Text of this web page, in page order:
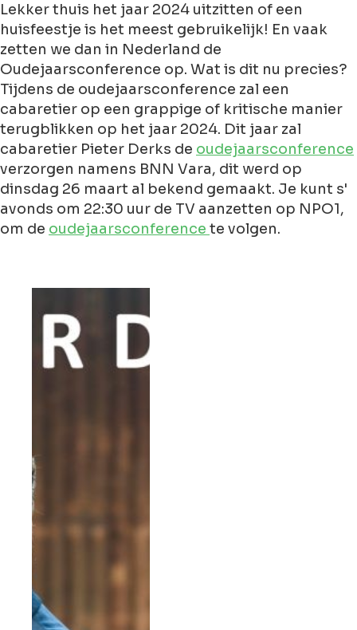
Lekker thuis het jaar 2024 uitzitten of een
huisfeestje is het meest gebruikelijk! En vaak
zetten we dan in Nederland de
Oudejaarsconference op. Wat is dit nu precies?
Tijdens de oudejaarsconference zal een
cabaretier op een grappige of kritische manier
terugblikken op het jaar 2024. Dit jaar zal
cabaretier Pieter Derks de oudejaarsconference
verzorgen namens BNN Vara, dit werd op
dinsdag 26 maart al bekend gemaakt. Je kunt s'
avonds om 22:30 uur de TV aanzetten op NPO1,
om de oudejaarsconference te volgen.